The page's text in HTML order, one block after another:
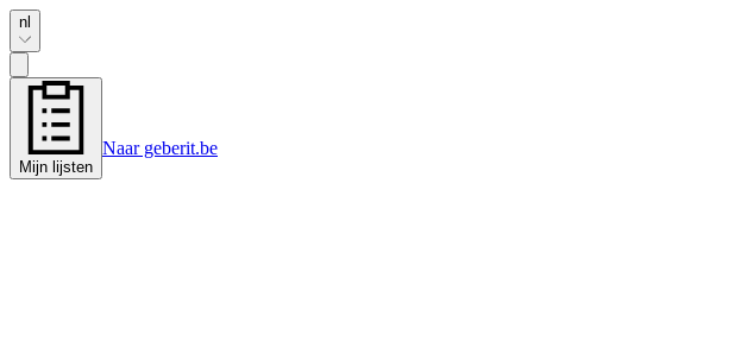
nl
Mijn lijsten
Naar geberit.be